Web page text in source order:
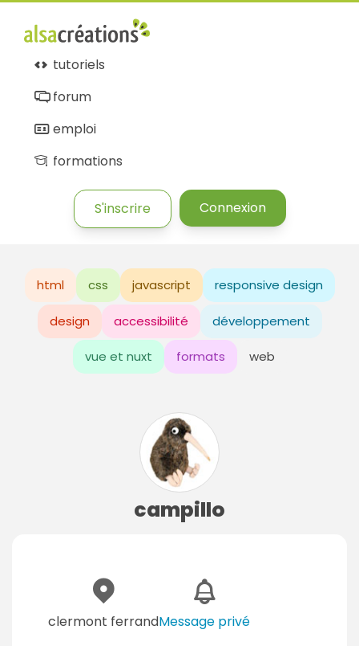
tutoriels
forum
emploi
formations
S'inscrire Connexion
html css javascript responsive design
design accessibilité développement
vue et nuxt formats web
campillo
clermont ferrandMessage privé